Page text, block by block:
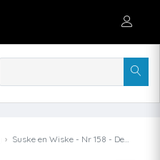
Suske en Wiske - Nr 158 - De vinnige Viking - Standaard - 1976